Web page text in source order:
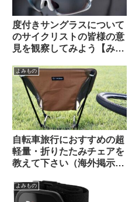
度付きサングラスについて
のサイクリストの皆様の意
見を観察してみよう【みん
い。】
よみもの
自転車旅行におすすめの超
軽量・折りたたみチェアを
教えて下さい（海外掲示板
モデルの使用感】
よみもの